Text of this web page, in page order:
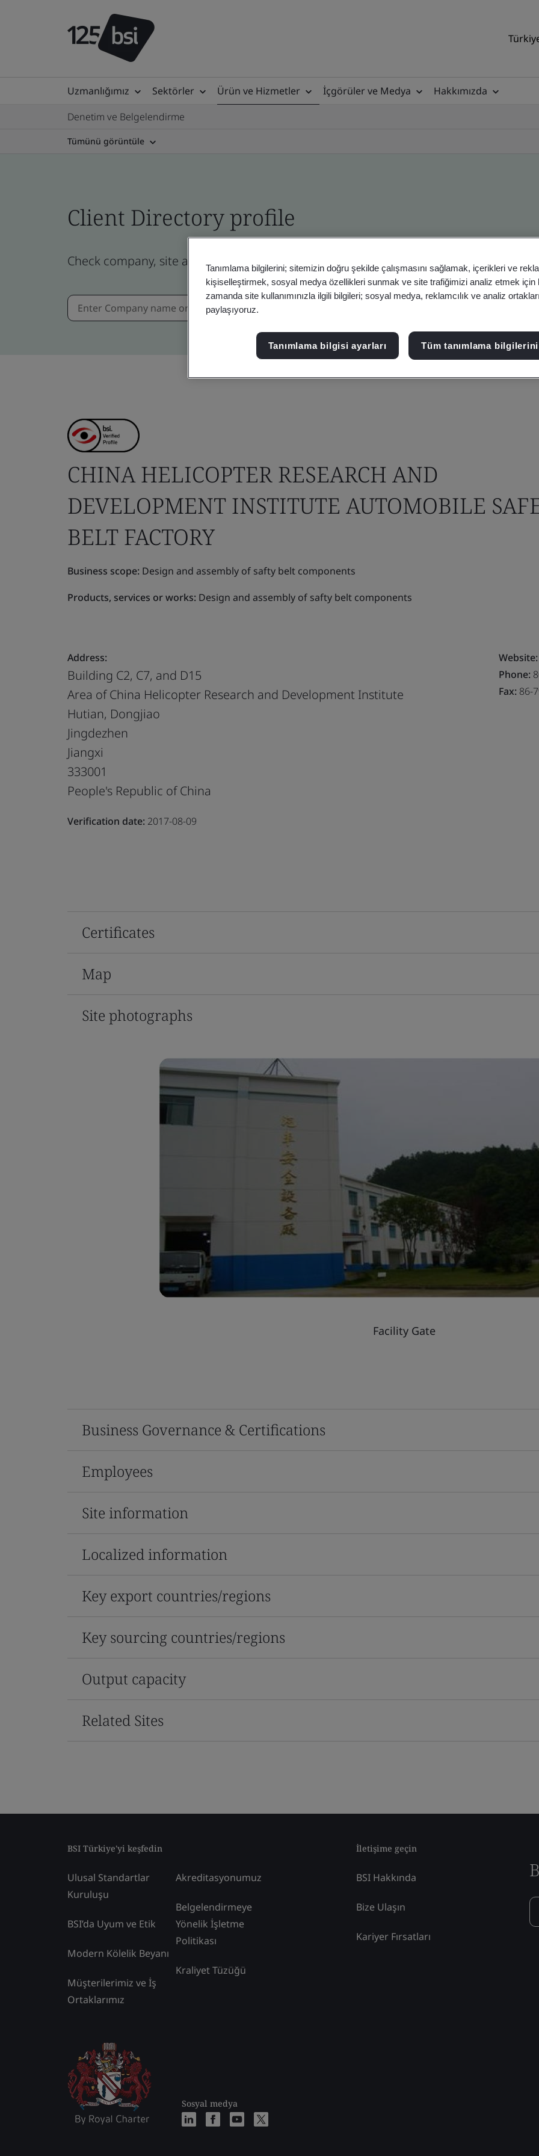
Uzmanlığımız Sektörler Ürün ve Hizmetler İçgörüler ve Medya
Hakkımızda
Denetim ve Belgelendirme
Tümünü görüntüle
Client Directory profile
Check company, site and product certificates - Validation and Verification
CHINA HELICOPTER RESEARCH AND
DEVELOPMENT INSTITUTE AUTOMOBILE
BELT FACTORY
Business scope: Design and assembly of safty belt components
Products, services or works: Design and assembly of safty belt components
Address:
Building C2, C7, and D15
Area of China Helicopter Research and Development Institute
Hutian, Dongjiao
Jingdezhen
Jiangxi
333001
People's Republic of China
Verification date: 2017-08-09
Website:
Phone:
Fax: 86-
Certificates
Map
Site photographs
Facility Gate
Business Governance & Certifications
Employees
Site information
Localized information
Key export countries/regions
Key sourcing countries/regions
Output capacity
Related Sites
BSI Türkiye'yi keşfedin
Ulusal Standartlar
Kuruluşu
BSI’da Uyum ve Etik
Modern Kölelik Beyanı
Müşterilerimiz ve İş
Ortaklarımız
Akreditasyonumuz
Belgelendirmeye
Yönelik İşletme
Politikası
Kraliyet Tüzüğü
Sosyal medya
İletişime geçin
BSI Hakkında
Bize Ulaşın
Kariyer Fırsatları
Tanımlama bilgilerini; sitemizin doğru şekilde çalışmasını sağlamak, içerikleri ve
kişiselleştirmek, sosyal medya özellikleri sunmak ve site trafiğimizi analiz etmek için
zamanda site kullanımınızla ilgili bilgileri; sosyal medya, reklamcılık ve analiz
paylaşıyoruz.
Tanımlama bilgisi ayarları Tüm tanımlama